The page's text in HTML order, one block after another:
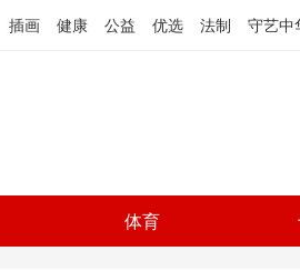
插画 健康 公益 优选 法制 守艺中
体育